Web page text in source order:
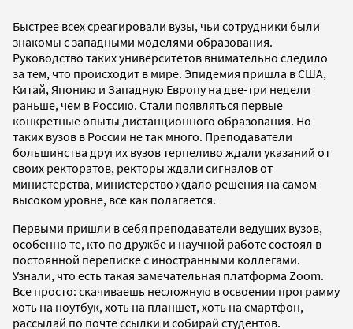
Быстрее всех среагировали вузы, чьи сотрудники были
знакомы с западными моделями образования.
Руководство таких университетов внимательно следило
за тем, что происходит в мире. Эпидемия пришла в США,
Китай, Японию и Западную Европу на две-три недели
раньше, чем в Россию. Стали появляться первые
конкретные опыты дистанционного образования. Но
таких вузов в России не так много. Преподаватели
большинства других вузов терпеливо ждали указаний от
своих ректоратов, ректоры ждали сигналов от
министерства, министерство ждало решения на самом
высоком уровне, все как полагается.
Первыми пришли в себя преподаватели ведущих вузов,
особенно те, кто по дружбе и научной работе состоял в
постоянной переписке с иностранными коллегами.
Узнали, что есть такая замечательная платформа Zoom.
Все просто: скачиваешь несложную в освоении программу
хоть на ноутбук, хоть на планшет, хоть на смартфон,
рассылай по почте ссылки и собирай студентов.